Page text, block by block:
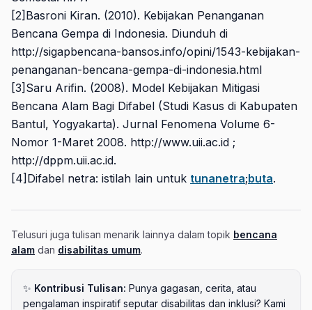
[2]Basroni Kiran. (2010). Kebijakan Penanganan
Bencana Gempa di Indonesia. Diunduh di
http://sigapbencana-bansos.info/opini/1543-kebijakan-
penanganan-bencana-gempa-di-indonesia.html
[3]Saru Arifin. (2008). Model Kebijakan Mitigasi
Bencana Alam Bagi Difabel (Studi Kasus di Kabupaten
Bantul, Yogyakarta). Jurnal Fenomena Volume 6-
Nomor 1-Maret 2008. http://www.uii.ac.id ;
http://dppm.uii.ac.id.
[4]Difabel netra: istilah lain untuk tunanetra;buta.
Telusuri juga tulisan menarik lainnya dalam topik bencana
alam dan disabilitas umum.
✨ Kontribusi Tulisan: Punya gagasan, cerita, atau
pengalaman inspiratif seputar disabilitas dan inklusi? Kami